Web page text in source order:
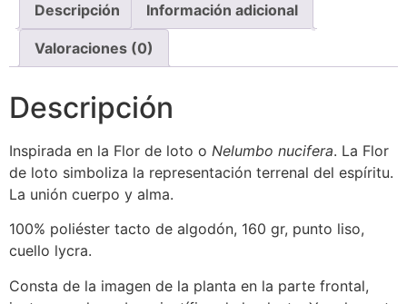
Descripción Información adicional
Valoraciones (0)
Descripción
Inspirada en la Flor de loto o Nelumbo nucifera. La Flor
de loto simboliza la representación terrenal del espíritu.
La unión cuerpo y alma.
100% poliéster tacto de algodón, 160 gr, punto liso,
cuello lycra.
Consta de la imagen de la planta en la parte frontal,